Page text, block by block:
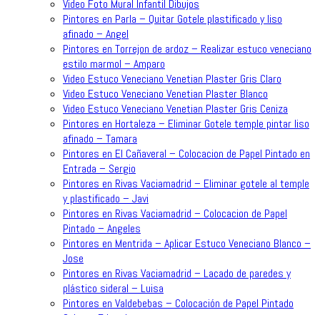
Video Foto Mural Infantil Dibujos
Pintores en Parla – Quitar Gotele plastificado y liso
afinado – Angel
Pintores en Torrejon de ardoz – Realizar estuco veneciano
estilo marmol – Amparo
Video Estuco Veneciano Venetian Plaster Gris Claro
Video Estuco Veneciano Venetian Plaster Blanco
Video Estuco Veneciano Venetian Plaster Gris Ceniza
Pintores en Hortaleza – Eliminar Gotele temple pintar liso
afinado – Tamara
Pintores en El Cañaveral – Colocacion de Papel Pintado en
Entrada – Sergio
Pintores en Rivas Vaciamadrid – Eliminar gotele al temple
y plastificado – Javi
Pintores en Rivas Vaciamadrid – Colocacion de Papel
Pintado – Angeles
Pintores en Mentrida – Aplicar Estuco Veneciano Blanco –
Jose
Pintores en Rivas Vaciamadrid – Lacado de paredes y
plástico sideral – Luisa
Pintores en Valdebebas – Colocación de Papel Pintado